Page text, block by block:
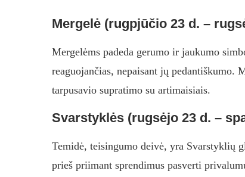
Mergelė (rugpjūčio 23 d. –
Mergelėms padeda gerumo ir jaukumo
reaguojančias, nepaisant jų pedantiškumo.
tarpusavio supratimo su artimaisiais.
Svarstyklės (rugsėjo 23 d. –
Temidė, teisingumo deivė, yra Svarstyklių
prieš priimant sprendimus pasverti